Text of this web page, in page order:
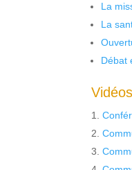
La
La
Débat